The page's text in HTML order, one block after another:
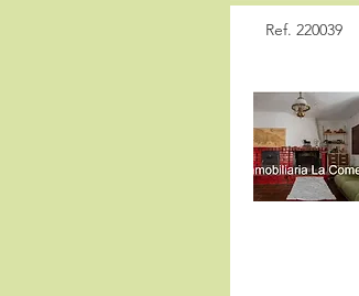
Ref. 220039